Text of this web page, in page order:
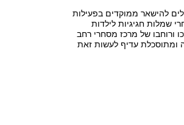
להישאר ממוקדים בפעילות
שמלות חגיגיות לילדות
ורוחבו של מרכז מסחרי רחב
ומתוסכלת עדיף לעשות זאת